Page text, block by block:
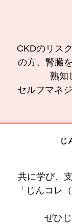
CKDのリス
の方、腎臓
熟知
セルフマネ
じ
共に学び、
「じんコレ
ぜひ